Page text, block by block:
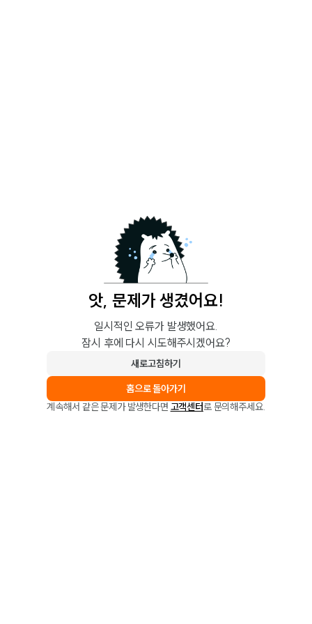
앗, 문제가 생겼어요!
일시적인 오류가 발생했어요.
잠시 후에 다시 시도해주시겠어요?
새로고침하기
홈으로 돌아가기
계속해서 같은 문제가 발생한다면 고객센터로 문의해주세요.